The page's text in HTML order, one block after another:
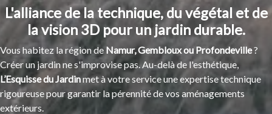
L'alliance de la technique, du végétal et de
la vision 3D pour un jardin durable.
Vous habitez la région de Namur, Gembloux ou Profondeville?
Créer un jardin ne s'improvise pas. Au-delà de l'esthétique,
L’Esquisse du Jardinmet à votre service une expertise technique
rigoureuse pour garantir la pérennité de vos aménagements
extérieurs.